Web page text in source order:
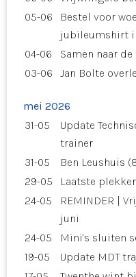
05-06
Bestel voor
jubileumshirt
04-06
Samen naar
03-06
Jan Bolte
mei 2026
31-05
Update
trainer
31-05
Ben Leushuis
29-05
Laatste
24-05
REMINDER |
juni
24-05
Mini’s sluiten
19-05
Update MDT